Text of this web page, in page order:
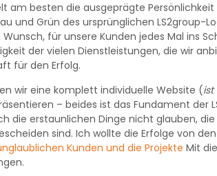
am besten die ausgeprägte
und Grün des ursprünglichen LS2group-
für unsere Kunden jedes Mal ins
der vielen Dienstleistungen, die wir
für den Erfolg.
wir eine komplett individuelle Website (ist
– beides ist das Fundament der
die erstaunlichen Dinge nicht glauben,
sind. Ich wollte die Erfolge von
Kunden und die Projekte Mit